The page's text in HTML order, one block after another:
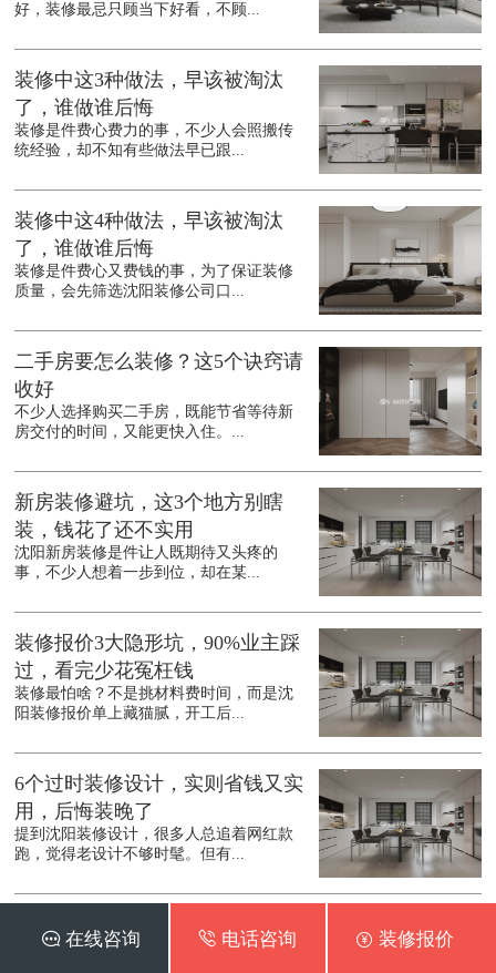
好，装修最忌只顾当下好看，不顾...
装修中这3种做法，早该被淘汰
了，谁做谁后悔
装修是件费心费力的事，不少人会照搬传
统经验，却不知有些做法早已跟...
装修中这4种做法，早该被淘汰
了，谁做谁后悔
装修是件费心又费钱的事，为了保证装修
质量，会先筛选沈阳装修公司口...
二手房要怎么装修？这5个诀窍请
收好
不少人选择购买二手房，既能节省等待新
房交付的时间，又能更快入住。...
新房装修避坑，这3个地方别瞎
装，钱花了还不实用
沈阳新房装修是件让人既期待又头疼的
事，不少人想着一步到位，却在某...
装修报价3大隐形坑，90%业主踩
过，看完少花冤枉钱
装修最怕啥？不是挑材料费时间，而是沈
阳装修报价单上藏猫腻，开工后...
6个过时装修设计，实则省钱又实
用，后悔装晚了
提到沈阳装修设计，很多人总追着网红款
跑，觉得老设计不够时髦。但有...
超全装修省钱指南
装修前必须做预算拆分，按硬装40%家具3
 在线咨询  电话咨询  装修报价